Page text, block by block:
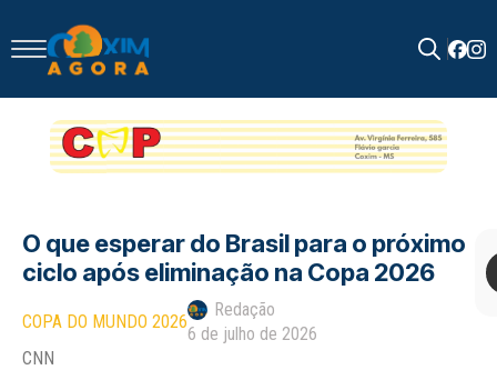
for:
O que esperar do Brasil para o próximo
ciclo após eliminação na Copa 2026
COPA DO MUNDO 2026
Redação
6 de julho de 2026
CNN